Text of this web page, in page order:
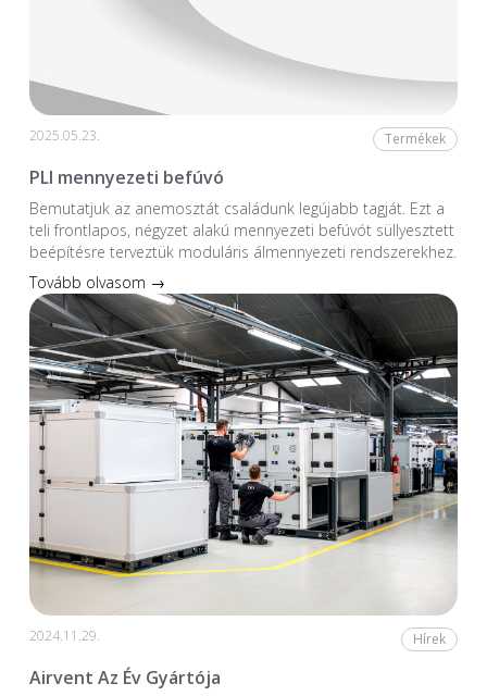
2025.05.23. Termékek
PLI mennyezeti befúvó
Bemutatjuk az anemosztát családunk legújabb tagját. Ezt a
teli frontlapos, négyzet alakú mennyezeti befúvót süllyesztett
beépítésre terveztük moduláris álmennyezeti rendszerekhez.
Tovább olvasom →
2024.11.29. Hírek
Airvent Az Év Gyártója